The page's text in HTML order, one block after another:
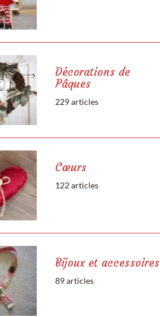
Décorations de
Pâques
229 articles
Cœurs
122 articles
Bijoux et accessoires
89 articles